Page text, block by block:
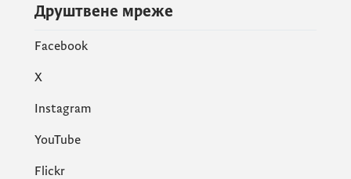
Друштвене мреже
Facebook
X
Instagram
YouTube
Flickr